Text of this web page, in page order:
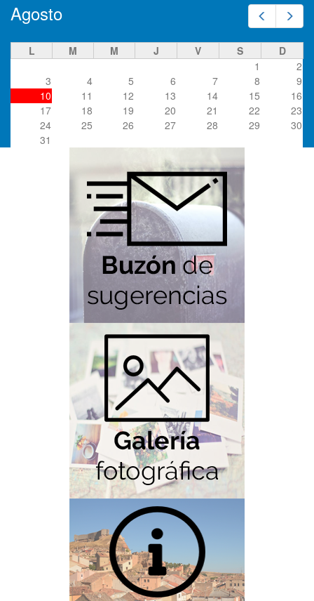
Agosto
L M M J V S
D
1
2
3
4 5 6 7 8
9
10
11 12 13 14 15
16
17
18 19 20 21 22
23
24
25 26 27 28 29
30
31